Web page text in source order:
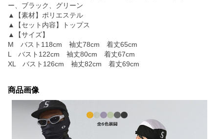
ー、ブラック、グリーン
▲【素材】ポリエステル
▲【セット内容】トップス
▲【サイズ】
M バスト118cm 袖丈78cm 着丈65cm
L バスト122cm 袖丈80cm 着丈67cm
XL バスト126cm 袖丈82cm 着丈69cm
商品画像